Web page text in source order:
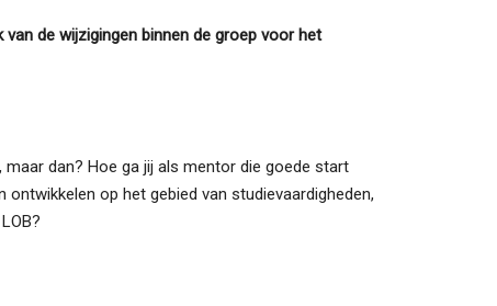
van de wijzigingen binnen de groep voor het
dan? Hoe ga jij als mentor die goede start
op het gebied van studievaardigheden,